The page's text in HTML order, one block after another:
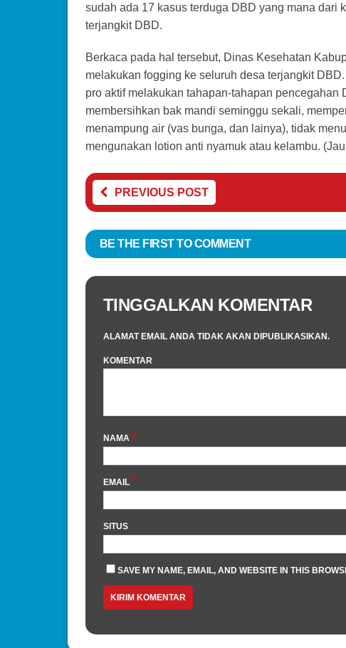
sudah ada 17 kasus terduga DBD yang mana dari
terjangkit DBD.
Berkaca pada hal tersebut, Dinas Kesehatan
melakukan fogging ke seluruh desa terjangkit
pro aktif melakukan tahapan-tahapan
membersihkan bak mandi seminggu sekali,
menampung air (vas bunga, dan lainya), tidak
mengunakan lotion anti nyamuk atau kelambu.
PREVIOUS POST
BE THE FIRST TO COMMENT
TINGGALKAN KOMENTAR
ALAMAT EMAIL ANDA TIDAK AKAN DIPUBLIKASIKAN.
KOMENTAR
NAMA *
EMAIL *
SITUS
SAVE MY NAME, EMAIL, AND WEBSITE IN THIS